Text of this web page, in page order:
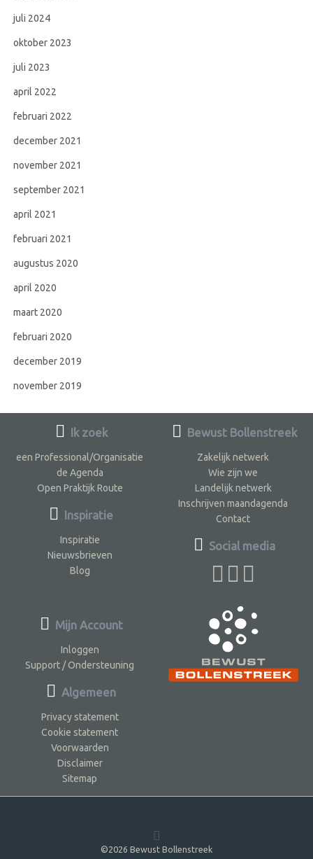
juli 2024
oktober 2023
juli 2023
april 2022
februari 2022
december 2021
november 2021
september 2021
april 2021
februari 2021
augustus 2020
april 2020
maart 2020
februari 2020
december 2019
november 2019
Ik zoek
een Professional/Organisatie
de Agenda
Open Praktijk Route
Inspiratie
Inspiratie
Nieuwsbrieven
Blog
Bewust Bollenstreek
Zakelijk netwerk
Wie zijn we
Landelijk netwerk
Inschrijven maandagenda
Contact
Social media
Mijn Account
Inloggen
Support / Ondersteuning
Algemeen
Privacy statement
Cookie statement
Voorwaarden
Disclaimer
Sitemap
©2026 Bewust Bollenstreek